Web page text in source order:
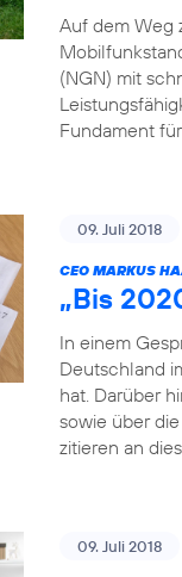
Auf dem Weg
(NGN) mit
Fundament
09. Juli 2018
CEO MARKUS
„Bis
In einem
Deutschland
hat. Darüber
sowie über
zitieren an
09. Juli 2018